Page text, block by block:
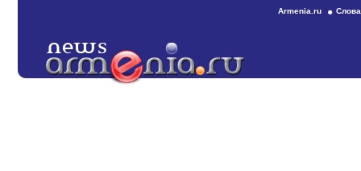
Armenia.ru